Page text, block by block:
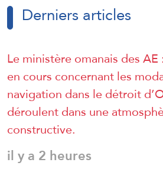
Derniers articles
Le ministère omanais des
en cours concernant les
navigation dans le détroit
déroulent dans une
constructive.
il y a 2 heures